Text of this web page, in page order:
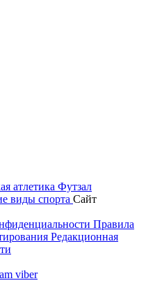
атлетика Футзал
виды спорта Сайт
Правила
Редакционная
viber